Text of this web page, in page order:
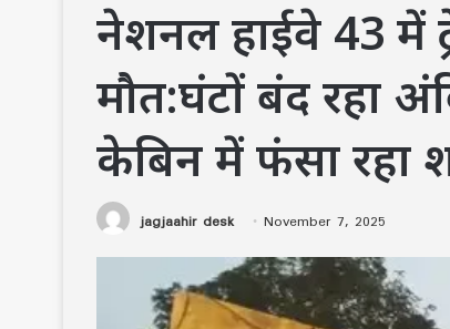
नेशनल हाईवे 43 में
मौत:घंटों बंद रहा
केबिन में फंसा रहा
jagjaahir desk November 7, 2025